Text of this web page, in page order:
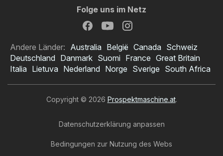
Folge uns im Netz
Andere Länder: Australia België Canada Schweiz
Deutschland Danmark Suomi France Great Britain
Italia Lietuva Nederland Norge Sverige South Africa
Copyright © 2026 Prospektmaschine.at.
Datenschutzerklärung anpassen
Bedingungen zur Nutzung des Webs